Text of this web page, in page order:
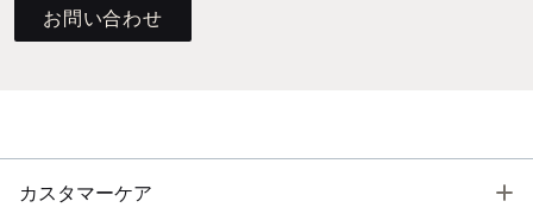
お問い合わせ
カスタマーケア